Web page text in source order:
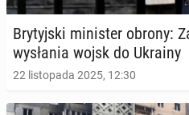
Bry­tyj­ski mi­ni­ster obrony:
wy­sła­nia wojsk do Ukrainy
22 listopada 2025, 12:30